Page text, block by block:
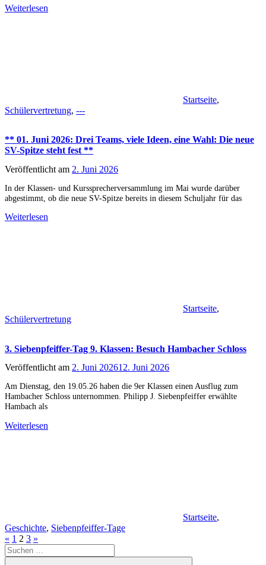
Weiterlesen
Startseite,
Schülervertretung, ---
** 01. Juni 2026: Drei Teams, viele Ideen, eine Wahl: Die neue
SV-Spitze steht fest **
Veröffentlicht am 2. Juni 2026
In der Klassen- und Kurssprecherversammlung im Mai wurde darüber
abgestimmt, ob die neue SV-Spitze bereits in diesem Schuljahr für das
Weiterlesen
Startseite,
Schülervertretung
3. Siebenpfeiffer-Tag 9. Klassen: Besuch Hambacher Schloss
Veröffentlicht am 2. Juni 202612. Juni 2026
Am Dienstag, den 19.05.26 haben die 9er Klassen einen Ausflug zum
Hambacher Schloss unternommen. Philipp J. Siebenpfeiffer erwählte
Hambach als
Weiterlesen
Startseite,
Geschichte, Siebenpfeiffer-Tage
Seitennummerierung
der
Beiträge
« Vorherige
Beiträge
1 2 3 Nächste
Beiträge
»
Suchen
nach: